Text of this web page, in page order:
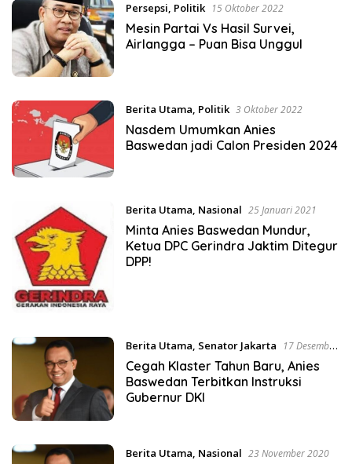
Persepsi, Politik 15 Oktober 2022
Mesin Partai Vs Hasil Survei,
Airlangga – Puan Bisa Unggul
Berita Utama, Politik 3 Oktober 2022
Nasdem Umumkan Anies
Baswedan jadi Calon Presiden 2024
Berita Utama, Nasional 25 Januari 2021
Minta Anies Baswedan Mundur,
Ketua DPC Gerindra Jaktim Ditegur
DPP!
Berita Utama, Senator Jakarta
17 Desember
2020
Cegah Klaster Tahun Baru, Anies
Baswedan Terbitkan Instruksi
Gubernur DKI
Berita Utama, Nasional 23 November 2020